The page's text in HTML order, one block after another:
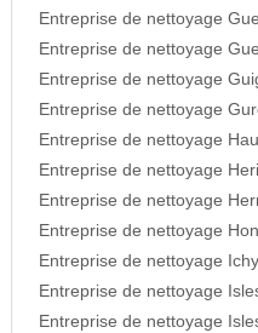
Entreprise de nettoyage
Entreprise de nettoyage
Entreprise de nettoyage
Entreprise de nettoyage
Entreprise de nettoyage
Entreprise de nettoyage
Entreprise de nettoyage
Entreprise de nettoyage
Entreprise de nettoyage
Entreprise de nettoyage
Entreprise de nettoyage